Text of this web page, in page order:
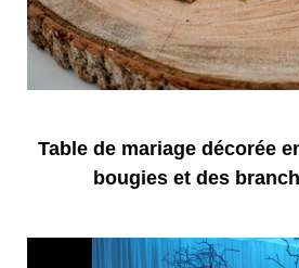
Table de mariage décorée
bougies et des